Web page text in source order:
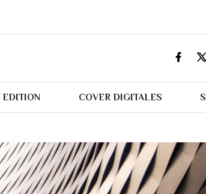
EDITION COVER DIGITALES